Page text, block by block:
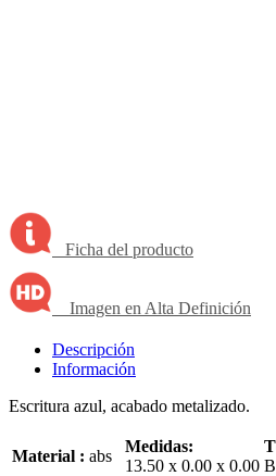
Ficha del producto
Imagen en Alta Definición
Descripción
Información
Escritura azul, acabado metalizado.
Material : abs
Medidas:
13.50 x 0.00 x 0.00